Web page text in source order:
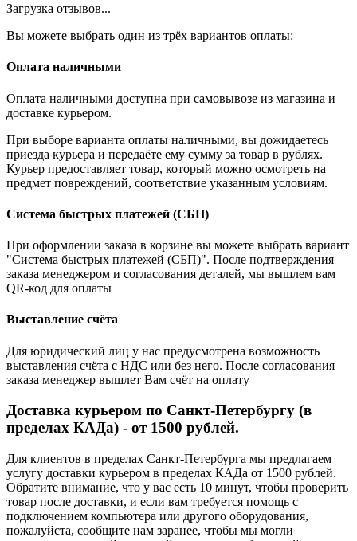
Загрузка отзывов...
Вы можете выбрать один из трёх вариантов оплаты:
Оплата наличными
Оплата наличными доступна при самовывозе из магазина и
доставке курьером.
При выборе варианта оплаты наличными, вы дожидаетесь
приезда курьера и передаёте ему сумму за товар в рублях.
Курьер предоставляет товар, который можно осмотреть на
предмет повреждений, соответствие указанным условиям.
Система быстрых платежей (СБП)
При оформлении заказа в корзине вы можете выбрать вариант
"Система быстрых платежей (СБП)". После подтверждения
заказа менеджером и согласования деталей, мы вышлем вам
QR-код для оплаты
Выставление счёта
Для юридический лиц у нас предусмотрена возможность
выставления счёта с НДС или без него. После согласования
заказа менеджер вышлет Вам счёт на оплату
Доставка курьером по Санкт-Петербургу (в
пределах КАДа) - от 1500 рублей.
Для клиентов в пределах Санкт-Петербурга мы предлагаем
услугу доставки курьером в пределах КАДа от 1500 рублей.
Обратите внимание, что у вас есть 10 минут, чтобы проверить
товар после доставки, и если вам требуется помощь с
подключением компьютера или другого оборудования,
пожалуйста, сообщите нам заранее, чтобы мы могли